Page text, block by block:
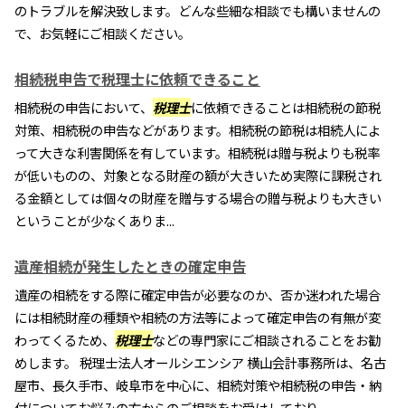
のトラブルを解決致します。どんな些細な相談でも構いませんの
で、お気軽にご相談ください。
相続税申告で税理士に依頼できること
相続税の申告において、 税理士に依頼できることは相続税の節税
対策、相続税の申告などがあります。相続税の節税は相続人によ
って大きな利害関係を有しています。相続税は贈与税よりも税率
が低いものの、対象となる財産の額が大きいため実際に課税され
る金額としては個々の財産を贈与する場合の贈与税よりも大きい
ということが少なくありま...
遺産相続が発生したときの確定申告
遺産の相続をする際に確定申告が必要なのか、否か迷われた場合
には相続財産の種類や相続の方法等によって確定申告の有無が変
わってくるため、 税理士などの専門家にご相談されることをお勧
めします。 税理士法人オールシエンシア 横山会計事務所は、名古
屋市、長久手市、岐阜市を中心に、相続対策や相続税の申告・納